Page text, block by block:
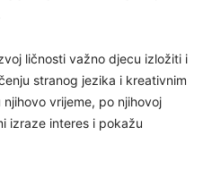
ličnosti važno djecu izložiti i
stranog jezika i kreativnim
vrijeme, po njihovoj
izraze interes i pokažu